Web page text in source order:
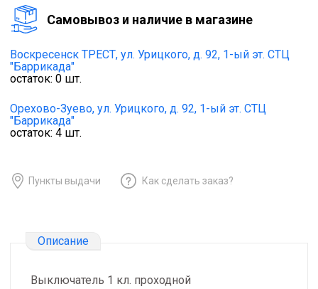
Cамовывоз и наличие в магазине
Воскресенск ТРЕСТ, ул. Урицкого, д. 92, 1-ый эт. СТЦ
"Баррикада"
остаток: 0 шт.
Орехово-Зуево, ул. Урицкого, д. 92, 1-ый эт. СТЦ
"Баррикада"
остаток: 4 шт.
Пункты выдачи Как сделать заказ?
Описание
Выключатель 1 кл. проходной